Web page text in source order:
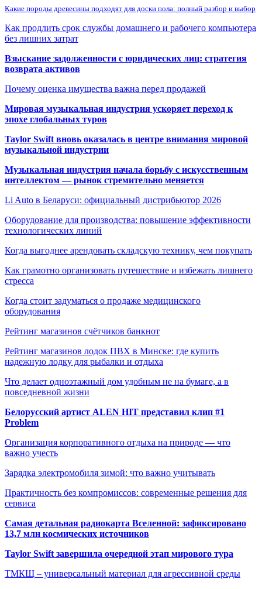
Какие породы древесины подходят для доски пола: полный разбор и выбор
Как продлить срок службы домашнего и рабочего компьютера
без лишних затрат
Взыскание задолженности с юридических лиц: стратегия
возврата активов
Почему оценка имущества важна перед продажей
Мировая музыкальная индустрия ускоряет переход к
эпохе глобальных туров
Taylor Swift вновь оказалась в центре внимания мировой
музыкальной индустрии
Музыкальная индустрия начала борьбу с искусственным
интеллектом — рынок стремительно меняется
Li Auto в Беларуси: официальный дистрибьютор 2026
Оборудование для производства: повышение эффективности
технологических линий
Когда выгоднее арендовать складскую технику, чем покупать
Как грамотно организовать путешествие и избежать лишнего
стресса
Когда стоит задуматься о продаже медицинского
оборудования
Рейтинг магазинов счётчиков банкнот
Рейтинг магазинов лодок ПВХ в Минске: где купить
надежную лодку для рыбалки и отдыха
Что делает одноэтажный дом удобным не на бумаге, а в
повседневной жизни
Белорусский артист ALEN HIT представил клип #1
Problem
Организация корпоративного отдыха на природе — что
важно учесть
Зарядка электромобиля зимой: что важно учитывать
Практичность без компромиссов: современные решения для
сервиса
Самая детальная радиокарта Вселенной: зафиксировано
13,7 млн космических источников
Taylor Swift завершила очередной этап мирового тура
ТМКЩ – универсальный материал для агрессивной среды